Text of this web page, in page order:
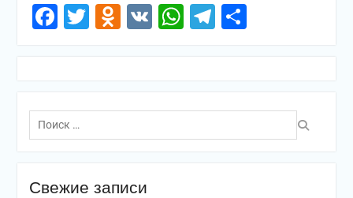
Facebook
Twitter
Odnoklassniki
VKWhatsApp
Telegram
Поиск
по:
Свежие записи